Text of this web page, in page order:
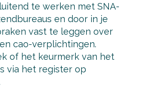
te werken met SNA-
en door in je
vast te leggen over
cao-verplichtingen.
of het keurmerk van het
via het register op